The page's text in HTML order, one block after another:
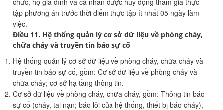
chức, hộ gia đình và cá nhân được huy động tham gia thực
tập phương án trước thời điểm thực tập ít nhất 05 ngày làm
việc.
Điều 11. Hệ thống quản lý cơ sở dữ liệu về phòng cháy,
chữa cháy và truyền tin báo sự cố
Hệ thống quản lý cơ sở dữ liệu về phòng cháy, chữa cháy và
truyền tin báo sự cố, gồm: Cơ sở dữ liệu về phòng cháy và
chữa cháy; cơ sở hạ tầng thông tin.
Cơ sở dữ liệu về phòng cháy, chữa cháy, gồm: Thông tin báo
sự cố (cháy, tai nạn; báo lỗi của hệ thống, thiết bị báo cháy),